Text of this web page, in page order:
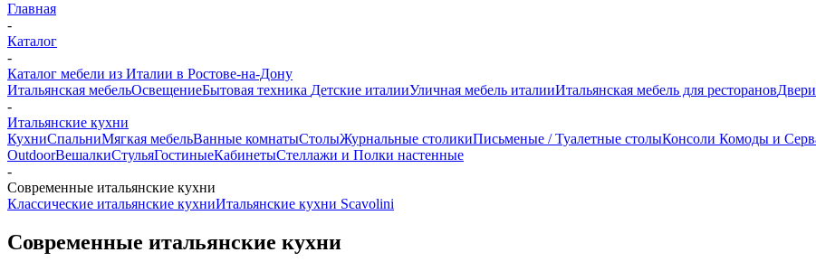
Главная
-
Каталог
-
Каталог мебели из Италии в Ростове-на-Дону
Итальянская мебельОсвещениеБытовая техника Детские италииУличная мебель италииИтальянская мебель для ресторановДвери
-
Итальянские кухни
КухниСпальниМягкая мебельВанные комнатыСтолыЖурнальные столикиПисьменые / Туалетные столыКонсоли Комоды и
OutdoorВешалкиСтульяГостиныеКабинетыСтеллажи и Полки настенные
-
Современные итальянские кухни
Классические итальянские кухниИтальянские кухни Scavolini
Современные итальянские кухни